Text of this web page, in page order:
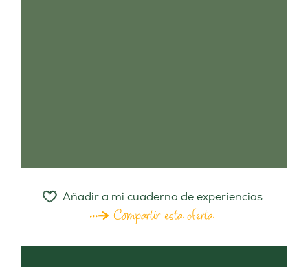
Añadir a mi cuaderno de experiencias
Compartir esta oferta